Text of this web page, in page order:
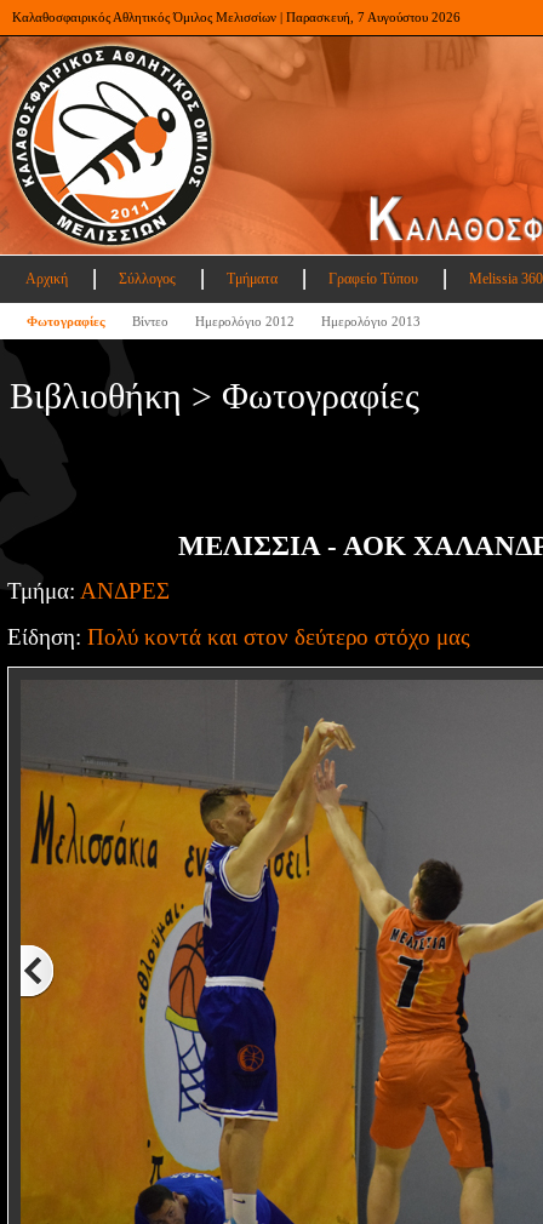
Καλαθοσφαιρικός Αθλητικός Όμιλος Μελισσίων | Παρασκευή, 7 Αυγούστου 2026
Αρχική Σύλλογος Τμήματα Γραφείο Τύπου Melissia
Φωτογραφίες Βίντεο Ημερολόγιο 2012 Ημερολόγιο 2013
Βιβλιοθήκη > Φωτογραφίες
ΜΕΛΙΣΣΙΑ - ΑΟΚ
Τμήμα: ΑΝΔΡΕΣ
Είδηση: Πολύ κοντά και στον δεύτερο στόχο μας